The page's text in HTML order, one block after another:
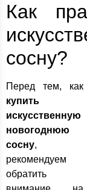
Как
сосну?
Перед тем, как
купить
искусственную
новогоднюю
сосну,
рекомендуем
обратить